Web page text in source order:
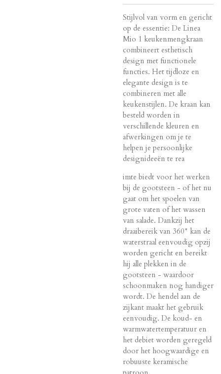
Stijlvol van vorm en gericht
op de essentie: De Linea
Mio 1 keukenmengkraan
combineert esthetisch
design met functionele
functies. Het tijdloze en
elegante design is te
combineren met alle
keukenstijlen. De kraan kan
besteld worden in
verschillende kleuren en
afwerkingen om je te
helpen je persoonlijke
designideeën te rea
imte biedt voor het werken
bij de gootsteen - of het nu
gaat om het spoelen van
grote vaten of het wassen
van salade. Dankzij het
draaibereik van 360° kan de
waterstraal eenvoudig opzij
worden gericht en bereikt
hij alle plekken in de
gootsteen - waardoor
schoonmaken nog handiger
wordt. De hendel aan de
zijkant maakt het gebruik
eenvoudig. De koud- en
warmwatertemperatuur en
het debiet worden geregeld
door het hoogwaardige en
robuuste keramische